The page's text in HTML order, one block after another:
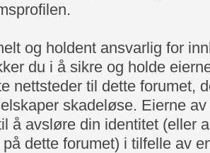
og holdent ansvarlig for
du i å sikre og holde
nettsteder til dette forumet,
skadeløse. Eierne
å avsløre din identitet (eller
dette forumet) i tilfelle av